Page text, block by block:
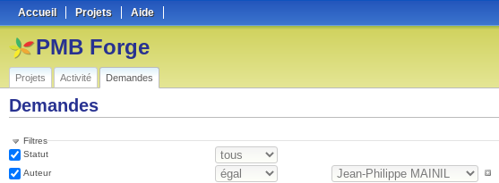
Accueil Projets Aide
PMB Forge
Projets Activité Demandes
Demandes
Filtres
Statut
Auteur